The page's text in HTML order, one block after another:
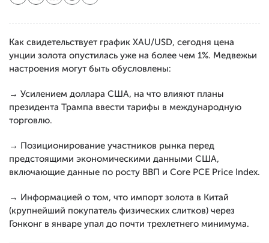
Как свидетельствует график XAU/USD, сегодня цена
унции золота опустилась уже на более чем 1%. Медвежьи
настроения могут быть обусловлены:
→ Усилением доллара США, на что влияют планы
президента Трампа ввести тарифы в международную
торговлю.
→ Позиционирование участников рынка перед
предстоящими экономическими данными США,
включающие данные по росту ВВП и Core PCE Price Index.
→ Информацией о том, что импорт золота в Китай
(крупнейший покупатель физических слитков) через
Гонконг в январе упал до почти трехлетнего минимума.